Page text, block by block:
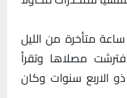
داره في ساعة متأخرة من الليل
مصلاها وتقرأ
الاربع سنوات وكان